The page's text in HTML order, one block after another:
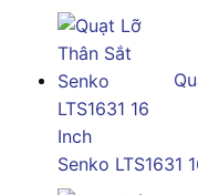
Senko LTS1631